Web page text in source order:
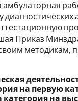
амбулаторная
диагностических
Приказ
методикам,
на первую
категория на